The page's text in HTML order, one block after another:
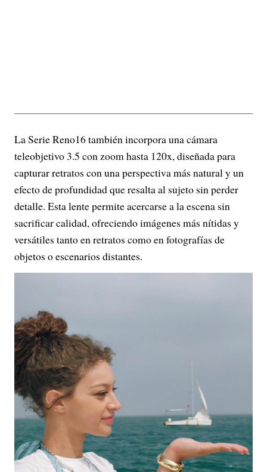
La Serie Reno16 también incorpora una cámara
teleobjetivo 3.5 con zoom hasta 120x, diseñada para
capturar retratos con una perspectiva más natural y un
efecto de profundidad que resalta al sujeto sin perder
detalle. Esta lente permite acercarse a la escena sin
sacrificar calidad, ofreciendo imágenes más nítidas y
versátiles tanto en retratos como en fotografías de
objetos o escenarios distantes.